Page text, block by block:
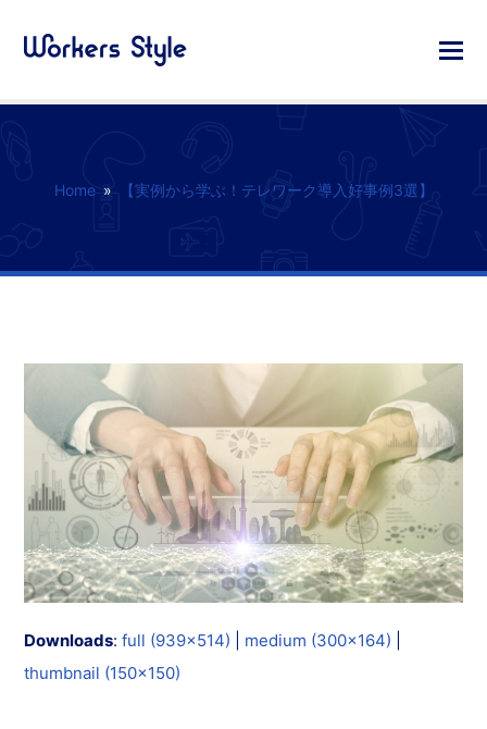
Home » 【実例から学ぶ！テレワーク導入好事例3選】
Downloads:full (939x514) medium (300x164)
thumbnail (150x150)